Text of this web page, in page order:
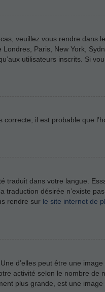
veuillez vous rendre dans
Paris, New York,
utilisateurs inscrits. Si
correcte, il est probable que
traduit dans votre langue.
traduction désirée n’existe
rendre sur le site internet de
d’elles peut être une
activité selon le nombre de
plus grande, est une image